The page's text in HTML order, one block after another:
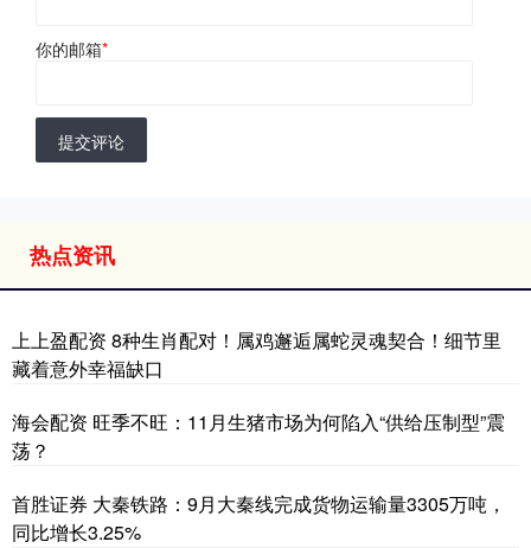
你的邮箱*
提交评论
热点资讯
上上盈配资 8种生肖配对！属鸡邂逅属蛇灵魂契合！细节里
藏着意外幸福缺口
海会配资 旺季不旺：11月生猪市场为何陷入“供给压制型”震
荡？
首胜证券 大秦铁路：9月大秦线完成货物运输量3305万吨，
同比增长3.25%